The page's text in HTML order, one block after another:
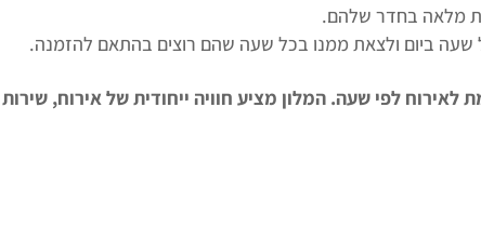
מלאה בחדר שלהם.
שעה ביום ולצאת ממנו בכל שעה שהם רוצים בהתאם להזמנה.
לפי שעה. המלון מציע חוויה ייחודית של אירוח,